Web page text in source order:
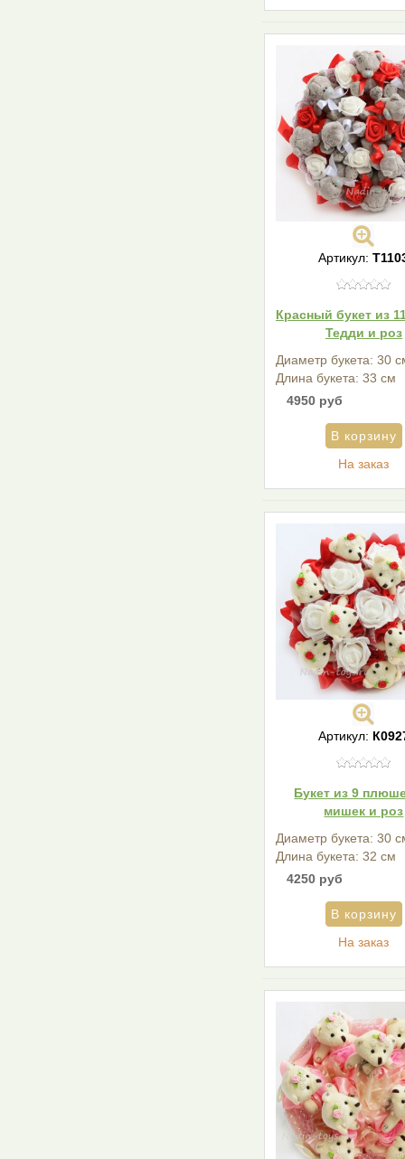
Артикул:
Красный букет из
Тедди и роз
Диаметр букета: 30
Длина букета: 33 см
4950 руб
На заказ
Артикул:
Букет из 9
мишек и роз
Диаметр букета: 30
Длина букета: 32 см
4250 руб
На заказ